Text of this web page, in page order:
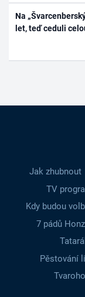
Na
let, teď ceduli
Jak zhubnout
TV
Kdy budou
7 pádů
Pěstování